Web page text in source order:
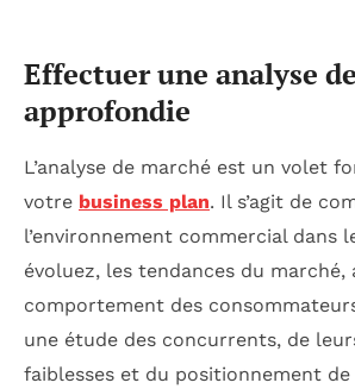
Effectuer une analyse
approfondie
L’analyse de marché est un volet
votre business plan. Il s’agit de
l’environnement commercial dans
évoluez, les tendances du marché,
comportement des
une étude des concurrents, de
faiblesses et du positionnement